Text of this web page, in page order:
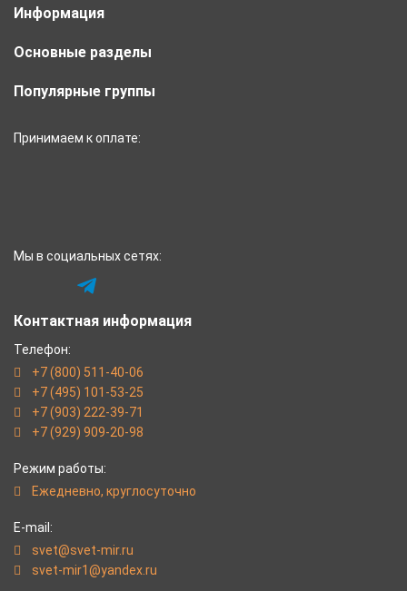
Информация
Основные разделы
Популярные группы
Принимаем к оплате:
Мы в социальных сетях:
Контактная информация
Телефон:
+7 (800) 511-40-06
+7 (495) 101-53-25
+7 (903) 222-39-71
+7 (929) 909-20-98
Режим работы:
Eжедневно, круглосуточно
E-mail:
svet@svet-mir.ru
svet-mir1@yandex.ru